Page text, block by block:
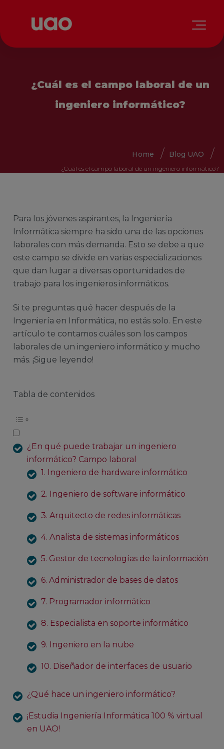
¿Cuál es el campo laboral de un
ingeniero informático?
Home Blog UAO
¿Cuál es el campo laboral de un ingeniero informático?
Para los jóvenes aspirantes, la Ingeniería
Informática siempre ha sido una de las opciones
laborales con más demanda. Esto se debe a que
este campo se divide en varias especializaciones
que dan lugar a diversas oportunidades de
trabajo para los ingenieros informáticos.
Si te preguntas qué hacer después de la
Ingeniería en Informática, no estás solo. En este
artículo te contamos cuáles son los campos
laborales de un ingeniero informático y mucho
más. ¡Sigue leyendo!
Tabla de contenidos
¿En qué puede trabajar un ingeniero
informático? Campo laboral
1. Ingeniero de hardware informático
2. Ingeniero de software informático
3. Arquitecto de redes informáticas
4. Analista de sistemas informáticos
5. Gestor de tecnologías de la información
6. Administrador de bases de datos
7. Programador informático
8. Especialista en soporte informático
9. Ingeniero en la nube
10. Diseñador de interfaces de usuario
¿Qué hace un ingeniero informático?
¡Estudia Ingeniería Informática 100 % virtual
en UAO!